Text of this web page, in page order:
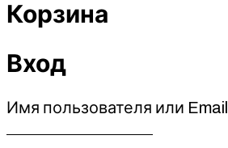
Корзина
Вход
Имя пользователя или Email